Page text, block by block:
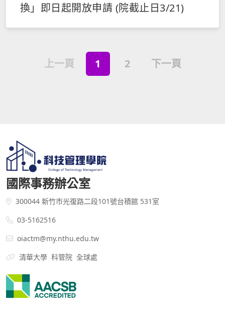
換」即日起開放申請 (院截止日3/21)
上一頁 1 2 下一頁
國際事務辦公室
300044 新竹市光復路二段101號台積館 531室
03-5162516
oiactm@my.nthu.edu.tw
清華大學 科管院 全球處